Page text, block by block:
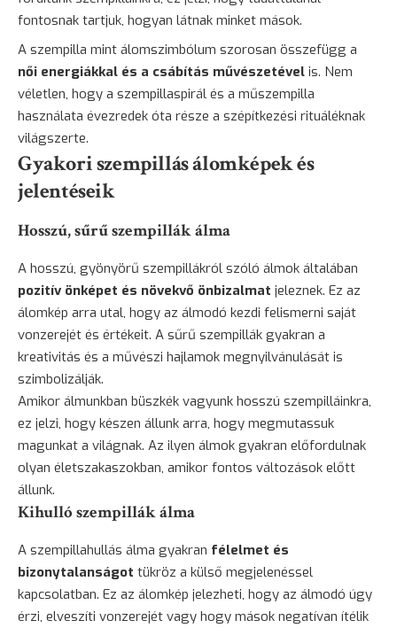
fontosnak tartjuk, hogyan látnak minket mások.
A szempilla mint álomszimbólum szorosan összefügg a
női energiákkal és a csábítás művészetével is. Nem
véletlen, hogy a szempillaspirál és a műszempilla
használata évezredek óta része a szépítkezési rituáléknak
világszerte.
Gyakori szempillás álomképek és
jelentéseik
Hosszú, sűrű szempillák álma
A hosszú, gyönyörű szempillákról szóló álmok általában
pozitív önképet és növekvő önbizalmat jeleznek. Ez az
álomkép arra utal, hogy az álmodó kezdi felismerni saját
vonzerejét és értékeit. A sűrű szempillák gyakran a
kreativitás és a művészi hajlamok megnyilvánulását is
szimbolizálják.
Amikor álmunkban büszkék vagyunk hosszú szempilláinkra,
ez jelzi, hogy készen állunk arra, hogy megmutassuk
magunkat a világnak. Az ilyen álmok gyakran előfordulnak
olyan életszakaszokban, amikor fontos változások előtt
állunk.
Kihulló szempillák álma
A szempillahullás álma gyakran félelmet és
bizonytalanságot tükröz a külső megjelenéssel
kapcsolatban. Ez az álomkép jelezheti, hogy az álmodó úgy
érzi, elveszíti vonzerejét vagy hogy mások negatívan ítélik